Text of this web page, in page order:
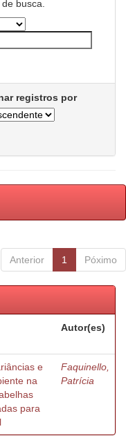
busca.
registros por
Anterior 1 Póximo
Autor(es)
e
na
para
Faquinello,
Patrícia